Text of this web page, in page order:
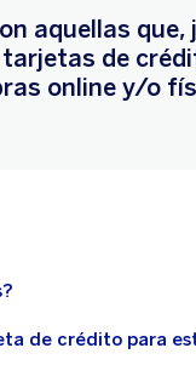
aquellas que,
de
online y/o
de crédito para